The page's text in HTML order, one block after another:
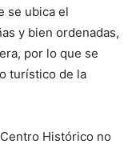
se ubica el
y bien ordenadas,
por lo que se
turístico de la
Histórico no